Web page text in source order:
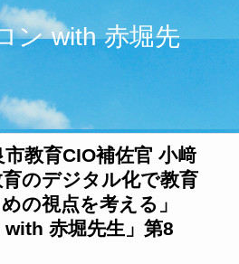
ン with 赤堀先
市教育CIO補佐官 小﨑
のデジタル化で教育
の視点を考える」
with 赤堀先生」第8